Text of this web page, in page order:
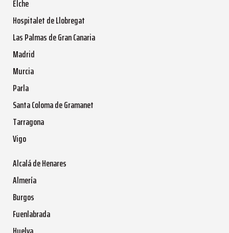
Elche
Hospitalet de Llobregat
Las Palmas de Gran Canaria
Madrid
Murcia
Parla
Santa Coloma de Gramanet
Tarragona
Vigo
Alcalá de Henares
Almería
Burgos
Fuenlabrada